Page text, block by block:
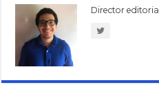
Director editorial